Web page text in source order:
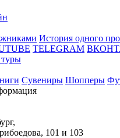
История одного
TELEGRAM
Сувениры Шопперы
101 и 103